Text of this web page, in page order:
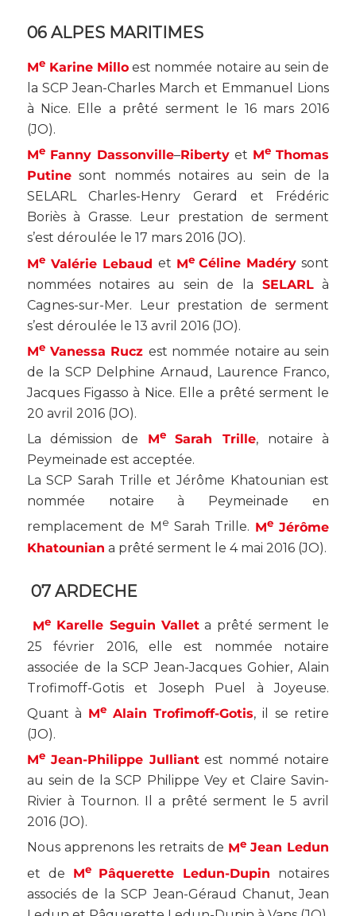
06 ALPES MARITIMES
MeKarine Millo est nommée notaire au sein de
la SCP Jean-Charles March et Emmanuel Lions
à Nice. Elle a prêté serment le 16 mars 2016
(JO).
MeFanny Dassonville–Riberty et MeThomas
Putinesont nommés notaires au sein de la
SELARL Charles-Henry Gerard et Frédéric
Boriès à Grasse. Leur prestation de serment
s’est déroulée le 17 mars 2016 (JO).
MeValérie Lebaud et Me Céline Madéry sont
nommées notaires au sein de la SELARLà
Cagnes-sur-Mer. Leur prestation de serment
s’est déroulée le 13 avril 2016 (JO).
MeVanessa Rucz est nommée notaire au sein
de la SCP Delphine Arnaud, Laurence Franco,
Jacques Figasso à Nice. Elle a prêté serment le
20 avril 2016 (JO).
La démission de Me Sarah Trille, notaire à
Peymeinade est acceptée.
La SCP Sarah Trille et Jérôme Khatounian est
nommée notaire à Peymeinade en
remplacement de M e Sarah Trille. MeJérôme
Khatounian a prêté serment le 4 mai 2016 (JO).
07 ARDECHE
Me Karelle Seguin Valleta prêté serment le
25 février 2016, elle est nommée notaire
associée de la SCP Jean-Jacques Gohier, Alain
Trofimoff-Gotis et Joseph Puel à Joyeuse.
Quant à Me Alain Trofimoff-Gotis, il se retire
(JO).
MeJean-Philippe Julliantest nommé notaire
au sein de la SCP Philippe Vey et Claire Savin-
Rivier à Tournon. Il a prêté serment le 5 avril
2016 (JO).
Nous apprenons les retraits de Me Jean Ledun
et de Me Pâquerette Ledun-Dupin notaires
associés de la SCP Jean-Géraud Chanut, Jean